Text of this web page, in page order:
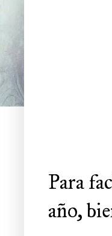
Para
año,